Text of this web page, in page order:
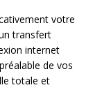
votre
transfert
internet
de vos
totale et